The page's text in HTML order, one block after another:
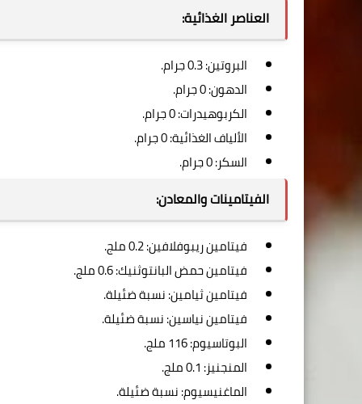
العناصر الغذائية:
البروتين: 0.3 جرام.
الدهون: 0 جرام.
الكربوهيدرات: 0 جرام.
الألياف الغذائية: 0 جرام.
السكر: 0 جرام.
الفيتامينات والمعادن:
فيتامين ريبوفلافين: 0.2 ملج.
فيتامين حمض البانتوثنيك: 0.6 ملج.
فيتامين ثيامين: نسبة ضئيلة.
فيتامين نياسين: نسبة ضئيلة.
البوتاسيوم: 116 ملج.
المنجنيز: 0.1 ملج.
الماغنيسيوم: نسبة ضئيلة.